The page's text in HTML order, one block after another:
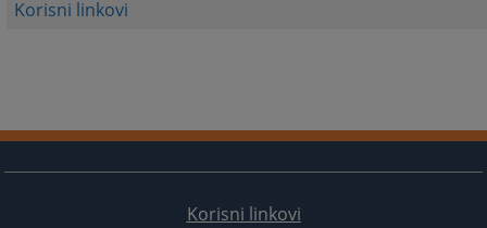
Korisni linkovi
Korisni linkovi